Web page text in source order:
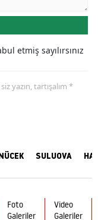
etmiş sayılırsınız
yazın, tartışalım *
SULUOVA
Foto
Galeriler
Video
Galeriler